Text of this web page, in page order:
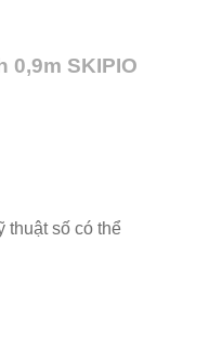
0,9m SKIPIO
thuật số có thể